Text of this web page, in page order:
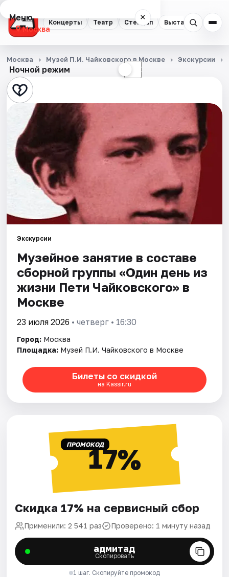
Концерты Театр Стендап Выставки
Меню ×
Москва
Концерты
Театр
Стендап
Выставки
Квесты
Экскурсии
События
Города
Площадки
Артисты
Рейтинги
Ночной режим ☾
Москва Музей П.И. Чайковского в Москве Экскурсии
Экскурсии
Музейное занятие в составе
сборной группы «Один день из
жизни Пети Чайковскогo» в
Москве
23 июля 2026 • четверг • 16:30
Город: Москва
Площадка: Музей П.И. Чайковского в Москве
Билеты со скидкой
на Kassir.ru
ПРОМОКОД17%
Скидка 17% на сервисный сбор
Применили: 2 541 раз Проверено: 1 минуту назад
адмитад
Скопировать
1 шаг. Скопируйте промокод